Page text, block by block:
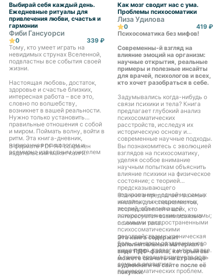
Выбирай себя каждый день.
Ежедневные ритуалы для
привлечения любви, счастья и
гармонии
Фиби Гансуорси
0
339 ₽
Тому, кто умеет играть на
невидимых струнах Вселенной,
подвластны все события своей
жизни.
Настоящая любовь, достаток,
здоровье и счастье близких,
интересная работа – все это,
словно по волшебству,
возникнет в вашей реальности.
Нужно только установить
правильные отношения с собой
и миром. Поймать волну, войти в
ритм. Эта книга-дневник,
написанная психологом и
всемирно известным учителем
В формате PDF A4 сохранен
издательский макет книги.
Как мозг сводит нас с ума.
Проблемы психосоматики
Лиза Удилова
0
419 ₽
Психосоматика без мифов!
Современны-й взгляд на
влияние эмоций на организм:
научные открытия, реальные
примеры и полезные инсайты
для врачей, психологов и всех,
кто хочет разобраться в себе.
Задумывались когда-нибудь о
связи психики и тела? Книга
предлагает глубокий анализ
психосоматических
расстройств, исследуя их
историческую основу и
современные научные подходы.
Вы познакомитесь с эволюцией
взглядов на психосоматику,
уделяя особое внимание
научным попыткам объяснить
влияние психики на физическое
состояние; с теорией
предсказывающего
кодирования – одной из самых
комплексных современных
теорий, объясняющей
психосоматические механизмы;
с самыми распространенными
психосоматическими
расстройствами: хроническая
боль, синдром раздраженного
кишечника, тревога и так далее.
А также проанализируете роль
семьи в развитии
психосоматических проблем.
Эта книга предлагает важные
инсайты для специалистов,
исследователей и всех, кто
интересуется взаимосвязью
психики и тела.
Эта книга содержит
дополнительный материал в
виде ПДФ-файла, который вы
можете скачать на странице
аудиокниги на сайте после её
покупки.